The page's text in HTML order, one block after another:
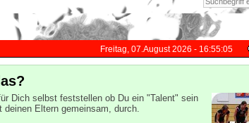
Freitag, 07.August 2026 - 16:55:05
Dich selbst feststellen ob Du ein "Talent" sein
Eltern gemeinsam, durch.